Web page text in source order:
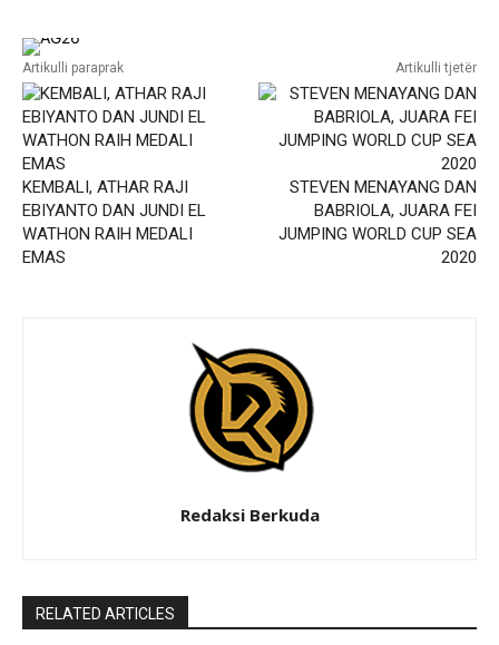
Artikulli paraprak
KEMBALI, ATHAR RAJI
EBIYANTO DAN JUNDI EL
WATHON RAIH MEDALI
EMAS
Artikulli tjetër
STEVEN MENAYANG DAN
BABRIOLA, JUARA FEI
JUMPING WORLD CUP SEA
2020
Redaksi Berkuda
RELATED ARTICLES